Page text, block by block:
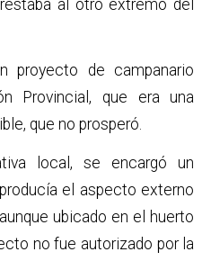
al otro extremo del
proyecto de campanario
Provincial, que era una
que no prosperó.
local, se encargó un
el aspecto externo
ubicado en el huerto
no fue autorizado por la